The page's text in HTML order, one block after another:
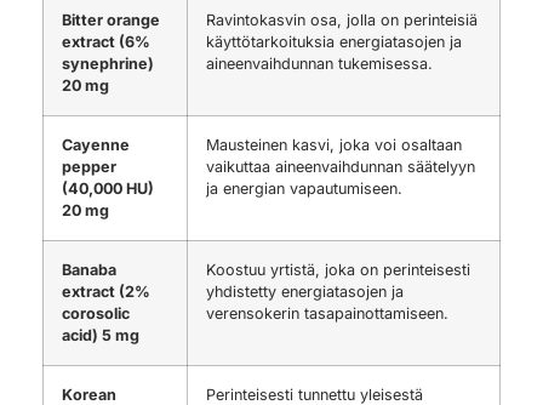
Bitter orange
extract (6%
synephrine)
20 mg
Ravintokasvin osa, jolla on perinteisiä
käyttötarkoituksia energiatasojen ja
aineenvaihdunnan tukemisessa.
Cayenne
pepper
(40,000 HU)
20 mg
Mausteinen kasvi, joka voi osaltaan
vaikuttaa aineenvaihdunnan säätelyyn
ja energian vapautumiseen.
Banaba
extract (2%
corosolic
acid) 5 mg
Koostuu yrtistä, joka on perinteisesti
yhdistetty energiatasojen ja
verensokerin tasapainottamiseen.
Korean
Perinteisesti tunnettu yleisestä